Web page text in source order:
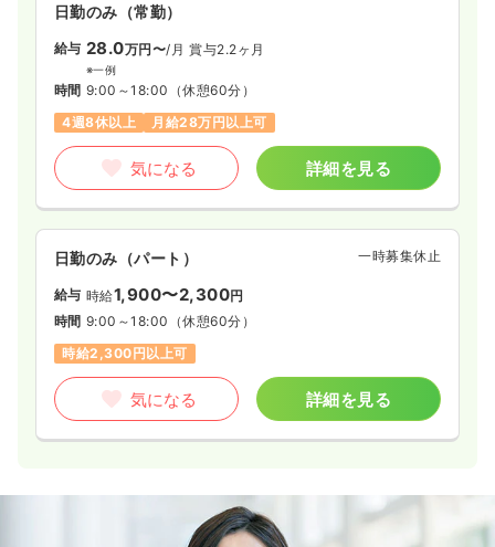
日勤のみ（常勤）
給与 28.0万円〜/月 賞与2.2ヶ月
※一例
時間 9:00～18:00 （休憩60分）
4週8休以上
月給28万円以上可
気になる 詳細を見る
日勤のみ（パート） 一時募集休止
給与 時給1,900〜2,300円
時間 9:00～18:00 （休憩60分）
時給2,300円以上可
気になる 詳細を見る